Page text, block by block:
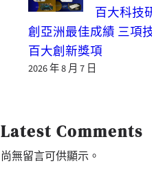
百大科技
創亞洲最佳成績 三項
百大創新獎項
2026 年 8 月 7 日
Latest Comments
尚無留言可供顯示。